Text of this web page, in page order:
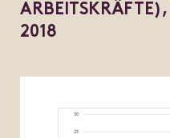
ARB E TSKRÄFT E),
201 8